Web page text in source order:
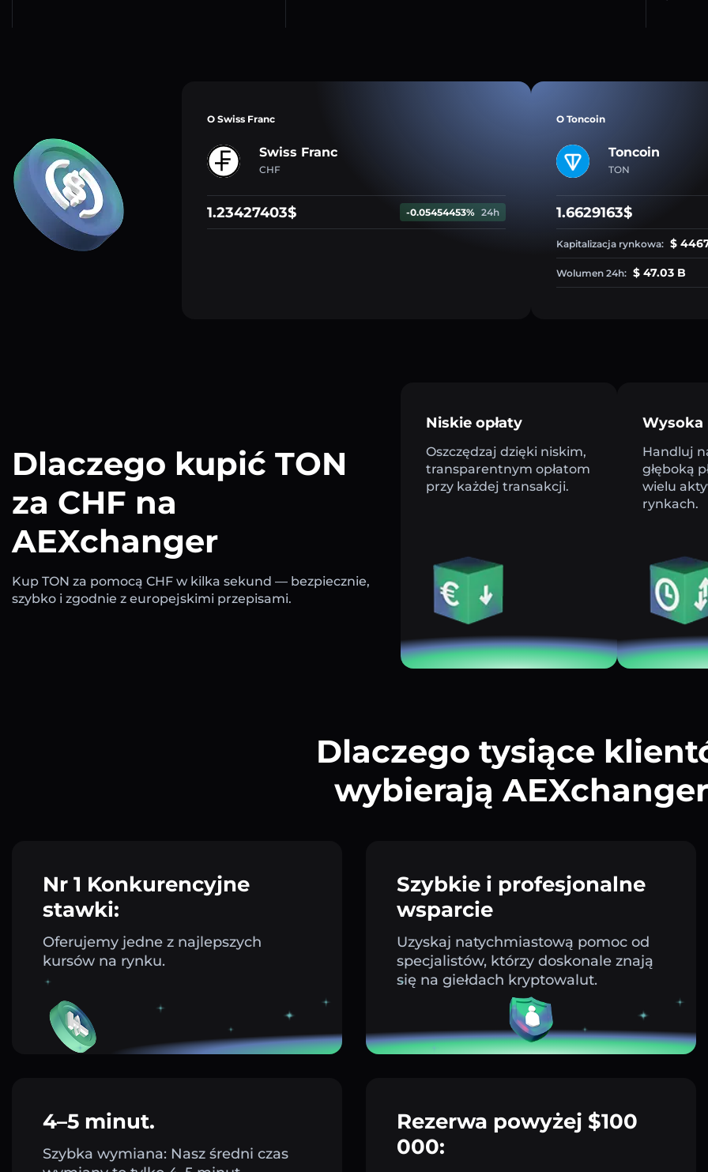
O Swiss Franc
Swiss Franc
CHF
1.23427403$ -0.05454453% 24h
O Toncoin
Toncoin
TON
1.6629163$
Kapitalizacja rynkowa: $
Wolumen 24h: $ 47.03 B
Dlaczego kupić TON
za CHF na
AEXchanger
Kup TON za pomocą CHF w kilka sekund — bezpiecznie,
szybko i zgodnie z europejskimi przepisami.
Niskie opłaty
Oszczędzaj dzięki niskim,
transparentnym opłatom
przy każdej transakcji.
Wysoka
Handluj
głęboką
wielu
rynkach.
Dlaczego tysiące
wybierają
Nr 1 Konkurencyjne
stawki:
Oferujemy jedne z najlepszych
kursów na rynku.
Szybkie i profesjonalne
wsparcie
Uzyskaj natychmiastową pomoc od
specjalistów, którzy doskonale znają
się na giełdach kryptowalut.
4–5 minut.
Szybka wymiana: Nasz średni czas
Rezerwa powyżej $100
000: